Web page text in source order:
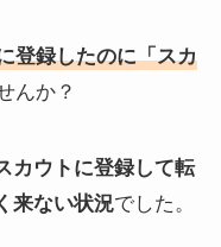
登録したのに「スカ
んか？
カウトに登録して転
来ない状況でした。